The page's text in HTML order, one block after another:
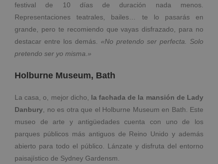
festival de 10 días de duración nada menos.
Representaciones teatrales, bailes… te lo pasarás en
grande, pero te recomiendo que vayas disfrazado, para no
destacar entre los demás. «No pretendo ser perfecta. Solo
pretendo ser yo misma.»
Holburne Museum, Bath
La casa, o, mejor dicho, la fachada de la mansión de Lady
Danbury , no es otra que el Holburne Museum en Bath. Este
museo de arte y antigüedades cuenta con uno de los
parques públicos más antiguos de Reino Unido y además
abierto para todo el público. Lánzate y disfruta del entorno
paisajístico de Sydney Gardensm.